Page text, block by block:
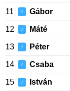
11 ♂ Gábor
12 ♂ Máté
13 ♂ Péter
14 ♂ Csaba
15 ♂ István